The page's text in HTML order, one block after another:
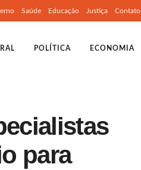
Saúde Educação Justiça Contato
POLÍTICA ECONOMIA
para